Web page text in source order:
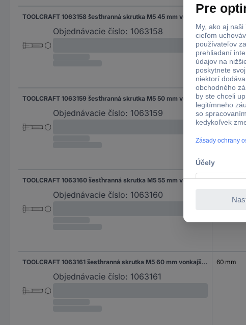
Objednávacie číslo: 1063158
45 mm
TOOLCRAFT 1063159 šesťhranná skrutka M5 50 mm vonkajší šesťhran DIN 931 nerezová ocel A2 100 ks
Objednávacie číslo: 1063159
50 mm
TOOLCRAFT 1063160 šesťhranná skrutka M5 55 mm vonkajší šesťhran DIN 931 nerezová ocel A2 100 ks
Objednávacie číslo: 1063160
55 mm
TOOLCRAFT 1063161 šesťhranná skrutka M5 60 mm vonkajší šesťhran DIN 931 nerezová ocel A2 100 ks
Objednávacie číslo: 1063161
60 mm